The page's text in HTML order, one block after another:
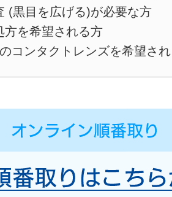
(黒目を広げる)が必要な方
を希望される方
コンタクトレンズを希望さ